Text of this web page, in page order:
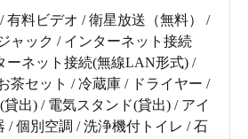
有料ビデオ / 衛星放送（無料） /
ャック / インターネット接続
ーネット接続(無線LAN形式) /
茶セット / 冷蔵庫 / ドライヤー /
出) / 電気スタンド(貸出) / アイ
/ 個別空調 / 洗浄機付トイレ / 石